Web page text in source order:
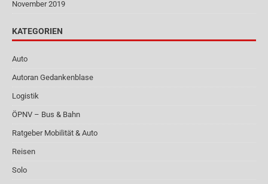
November 2019
KATEGORIEN
Auto
Autoran Gedankenblase
Logistik
ÖPNV – Bus & Bahn
Ratgeber Mobilität & Auto
Reisen
Solo